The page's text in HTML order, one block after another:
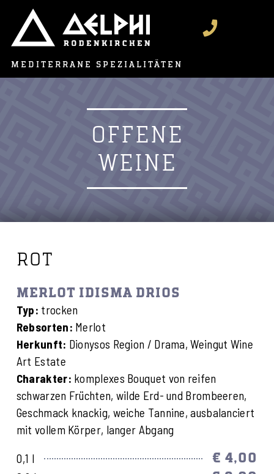
MEDITERRANE SPEZIALITÄTEN
OFFENE
WEINE
ROT
MERLOT IDISMA DRIOS
Typ: trocken
Rebsorten: Merlot
Herkunft: Dionysos Region / Drama, Weingut Wine
Art Estate
Charakter: komplexes Bouquet von reifen
schwarzen Früchten, wilde Erd- und Brombeeren,
Geschmack knackig, weiche Tannine, ausbalanciert
mit vollem Körper, langer Abgang
0,1 l
€ 4,00